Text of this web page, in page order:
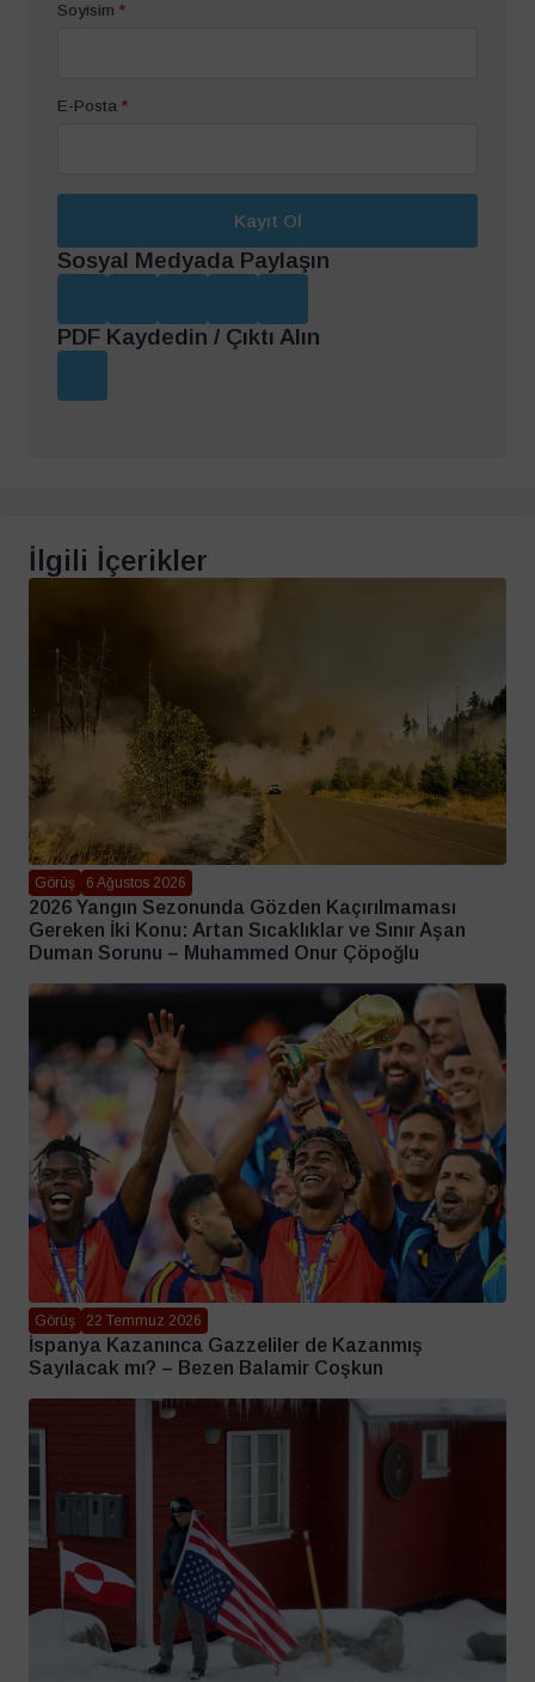
Soyisim *
E-Posta *
Kayıt Ol
Sosyal Medyada Paylaşın
PDF Kaydedin / Çıktı Alın
İlgili İçerikler
Görüş 6 Ağustos 2026
2026 Yangın Sezonunda Gözden Kaçırılmaması
Gereken İki Konu: Artan Sıcaklıklar ve Sınır Aşan
Duman Sorunu – Muhammed Onur Çöpoğlu
Görüş 22 Temmuz 2026
İspanya Kazanınca Gazzeliler de Kazanmış
Sayılacak mı? – Bezen Balamir Coşkun